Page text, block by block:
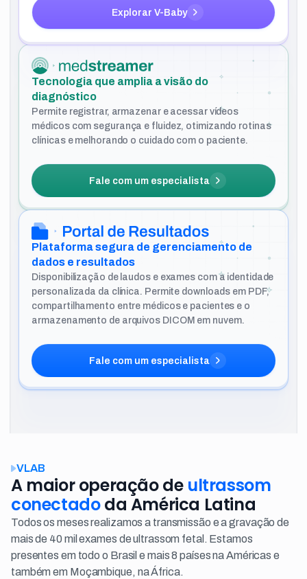
Explorar V-Baby
Tecnologia que amplia a visão do
diagnóstico
Permite registrar, armazenar e acessar vídeos
médicos com segurança e fluidez, otimizando rotinas
clínicas e melhorando o cuidado com o paciente.
Fale com um especialista
Plataforma segura de gerenciamento de
dados e resultados
Disponibilização de laudos e exames com a identidade
personalizada da clínica. Permite downloads em PDF,
compartilhamento entre médicos e pacientes e o
armazenamento de arquivos DICOM em nuvem.
Fale com um especialista
VLAB
A maior operação de ultrassom
conectadoda América Latina
Todos os meses realizamos a transmissão e a gravação de
mais de 40 mil exames de ultrassom fetal. Estamos
presentes em todo o Brasil e mais 8 países na Américas e
também em Moçambique, na África.